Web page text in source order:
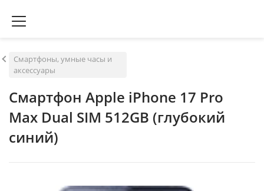
Смартфоны, умные часы и
аксессуары
Смартфон Apple iPhone 17 Pro
Max Dual SIM 512GB (глубокий
синий)